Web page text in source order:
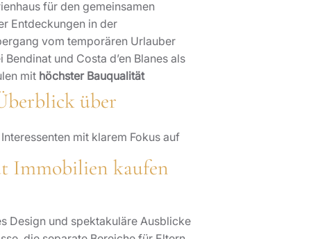
für den gemeinsamen
Entdeckungen in der
vom temporären Urlauber
und Costa d’en Blanes als
mit höchster Bauqualität
über
mit klarem Fokus auf
Immobilien kaufen
Design und spektakuläre Ausblicke